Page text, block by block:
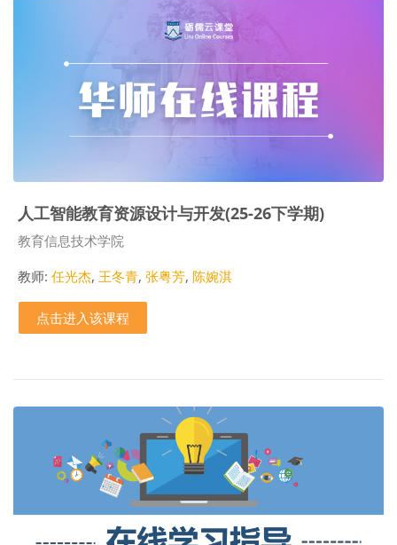
人工智能教育资源设计与开发(25-26下学期)
课程类别
教育信息技术学院
教师: 任光杰, 王冬青, 张粤芳, 陈婉淇
点击进入该课程